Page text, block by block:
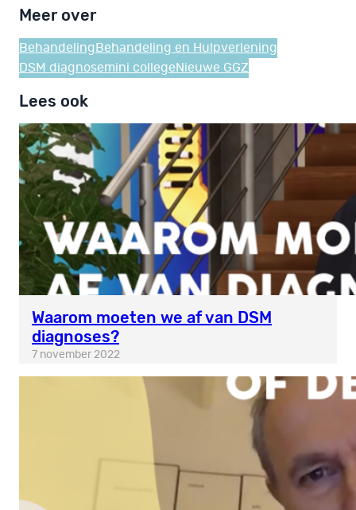
Meer over
Behandeling Behandeling en Hulpverlening
DSM diagnosemini college Nieuwe GGZ
Lees ook
Waarom moeten we af van DSM
diagnoses?
7 november 2022